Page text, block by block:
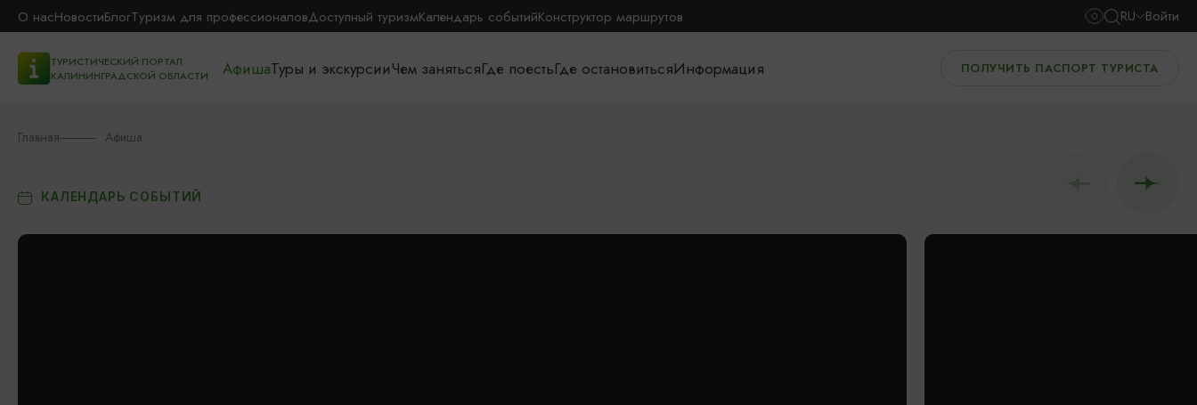
О насНовостиБлогТуризм для профессионаловДоступный туризмКалендарь событийКонструктор маршрутов RU Войти
ТУРИСТИЧЕСКИЙ ПОРТАЛ
КАЛИНИНГРАДСКОЙ ОБЛАСТИ
АфишаТуры и экскурсииЧем занятьсяГде поестьГде остановитьсяИнформация ПОЛУЧИТЬ ПАСПОРТ ТУРИСТА
Главная Афиша
КАЛЕНДАРЬ СОБЫТИЙ